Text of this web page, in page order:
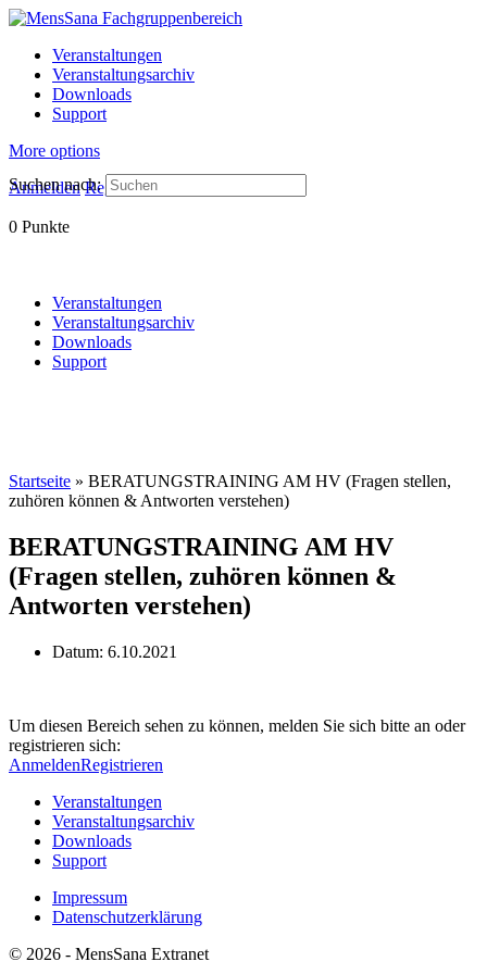
Veranstaltungen
Veranstaltungsarchiv
Downloads
Support
More options
Anmelden Registrieren
0 Punkte
Suchen nach:
Veranstaltungen
Veranstaltungsarchiv
Downloads
Support
Startseite » BERATUNGSTRAINING AM HV (Fragen stellen,
zuhören können & Antworten verstehen)
BERATUNGSTRAINING AM HV
(Fragen stellen, zuhören können &
Antworten verstehen)
Datum: 6.10.2021
Um diesen Bereich sehen zu können, melden Sie sich bitte an oder
registrieren sich:
AnmeldenRegistrieren
Veranstaltungen
Veranstaltungsarchiv
Downloads
Support
Impressum
Datenschutzerklärung
© 2026 - MensSana Extranet